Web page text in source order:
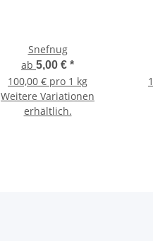
Snefnug
ab 5,00 € *
100,00 € pro 1 kg
Weitere Variationen
erhältlich.